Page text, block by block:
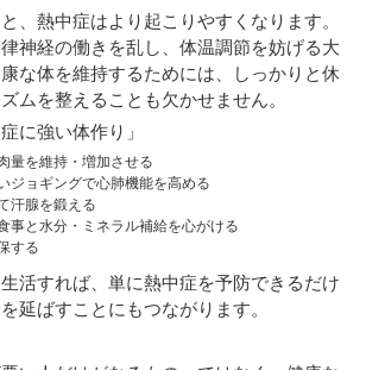
、熱中症はより起こりやすくなります。
神経の働きを乱し、体温調節を妨げる大
な体を維持するためには、しっかりと休
ムを整えることも欠かせません。
に強い体作り」
量を維持・増加させる
ジョギングで心肺機能を高める
汗腺を鍛える
事と水分・ミネラル補給を心がける
する
活すれば、単に熱中症を予防できるだけ
延ばすことにもつながります。